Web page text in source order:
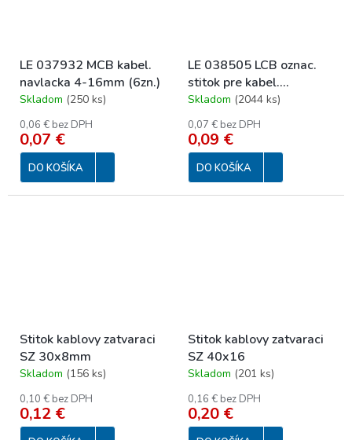
LE 037932 MCB kabel.
navlacka 4-16mm (6zn.)
Skladom (250 ks)
0,06 € bez DPH
0,07 €
DO KOŠÍKA
LE 038505 LCB oznac.
stitok pre kabel.
navlacky
Skladom (2044 ks)
0,07 € bez DPH
0,09 €
DO KOŠÍKA
Stitok kablovy zatvaraci
SZ 30x8mm
Skladom (156 ks)
0,10 € bez DPH
0,12 €
Stitok kablovy zatvaraci
SZ 40x16
Skladom (201 ks)
0,16 € bez DPH
0,20 €